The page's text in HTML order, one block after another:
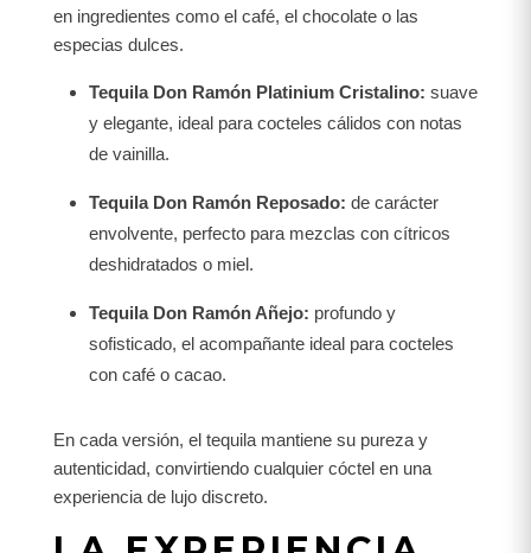
en ingredientes como el café, el chocolate o las
especias dulces.
Tequila Don Ramón Platinium Cristalino: suave
y elegante, ideal para cocteles cálidos con notas
de vainilla.
Tequila Don Ramón Reposado: de carácter
envolvente, perfecto para mezclas con cítricos
deshidratados o miel.
Tequila Don Ramón Añejo: profundo y
sofisticado, el acompañante ideal para cocteles
con café o cacao.
En cada versión, el tequila mantiene su pureza y
autenticidad, convirtiendo cualquier cóctel en una
experiencia de lujo discreto.